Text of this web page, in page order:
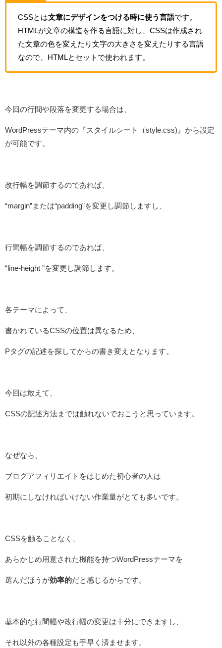
CSSとは文章にデザインをつける時に使う言語です。
HTMLが文章の構造を作る言語に対し、CSSは作成され
た文章の色を変えたり文字の大きさを変えたりする言語
なので、HTMLとセットで使われます。
今回の行間や段落を変更する場合は、
WordPressテーマ内の『スタイルシート（style.css)』から設定
が可能です。
改行幅を調節するのであれば、
“margin”または“padding”を変更し調節しますし、
行間幅を調節するのであれば、
“line-height ”を変更し調節します。
各テーマによって、
書かれているCSSの位置は異なるため、
Pタグの記述を探してからの書き変えとなります。
今回は敢えて、
CSSの記述方法までは触れないでおこうと思っています。
なぜなら、
ブログアフィリエイトをはじめた初心者の人は
初期にしなければいけない作業量がとても多いです。
CSSを触ることなく、
あらかじめ用意された機能を持つWordPressテーマを
選んだほうが効率的だと感じるからです。
基本的な行間幅や改行幅の変更は十分にできますし、
それ以外の各種設定も手早く済ませます。